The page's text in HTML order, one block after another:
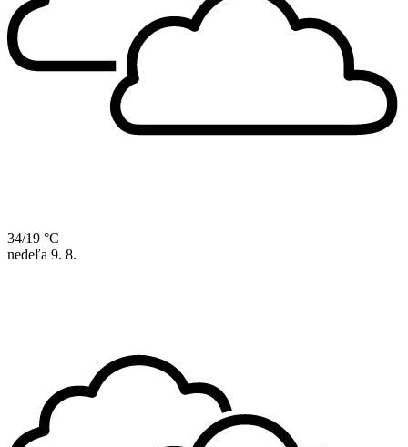
34/19 °C
nedeľa 9. 8.